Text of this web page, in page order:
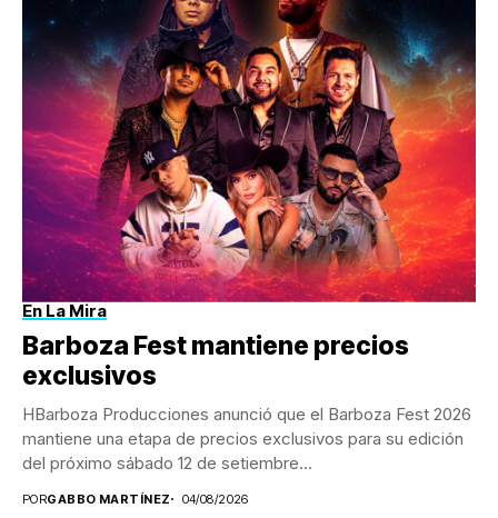
En La Mira
Barboza Fest mantiene precios
exclusivos
HBarboza Producciones anunció que el Barboza Fest 2026
mantiene una etapa de precios exclusivos para su edición
del próximo sábado 12 de setiembre...
PORGABBO MARTÍNEZ 04/08/2026